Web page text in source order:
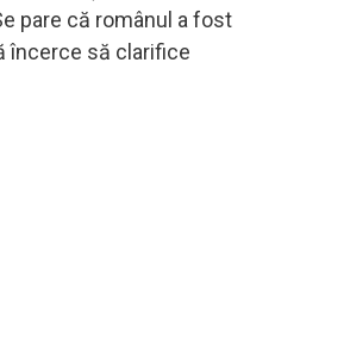
pare că românul a fost
încerce să clarifice